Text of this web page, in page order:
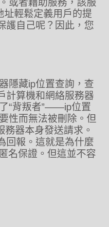
或者藉助服務，該服
址輕鬆定義用戶的提
護自己呢？因此，您
隱藏ip位置查詢，查
計算機和網絡服務器
“背叛者”——ip位置
性而無法被刪除。但
器本身發送請求。
回報。這就是為什麼
名保證。但這並不容